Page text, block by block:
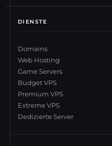
DIENSTE
Domains
Web Hosting
Game Servers
Budget VPS
Premium VPS
Extreme VPS
Dedizierte Server